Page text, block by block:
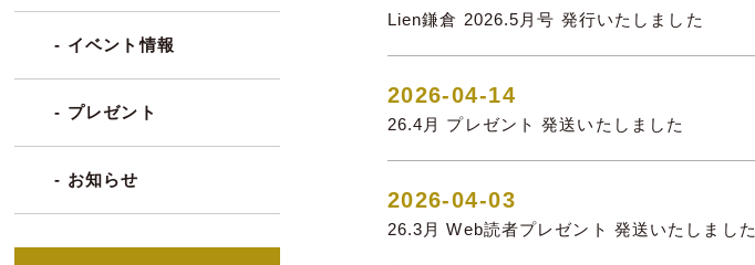
- イベント情報
- プレゼント
- お知らせ
Lien鎌倉 2026.5月号 発行いたしました
2026-04-14
26.4月 プレゼント 発送いたしました
2026-04-03
26.3月 Web読者プレゼント 発送いたしました